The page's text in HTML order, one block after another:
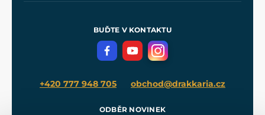
Meče pro Kingdom Come
BUĎTE V KONTAKTU
+420 777 948 705 obchod@drakkaria.cz
ODBĚR NOVINEK